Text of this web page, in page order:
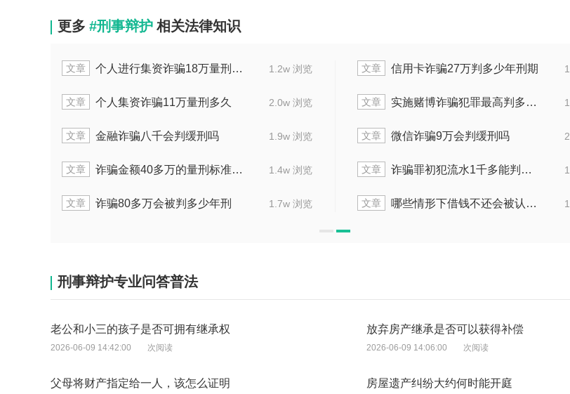
更多 #刑事辩护 相关法律知识
1.7w 浏览
电信诈骗30万可不可以判缓刑 1.7w 浏览
文章 诈骗20万以上退赃能缓刑吗
1.8w 浏览
诈骗罪从犯金额70万会判多长时间 2.0w 浏览
文章 诈骗罪的数额巨大判决标准是什么
1.9w 浏览
涉嫌非法集资诈骗65万已退赃能判多少年 1.5w 浏览
文章 合同诈骗罪初犯60万判多长时间
2.0w 浏览
诈骗能改判为经济纠纷吗 1.8w 浏览
文章 因诈骗被拘留4个月还没判刑怎么办
1.4w 浏览
合同诈骗犯罪一万可以判几年 1.9w 浏览
文章 诈骗400万大概能判几年
文章
文章
文章
文章
文章
刑事辩护专业问答普法
老公和小三的孩子是否可拥有继承权
2026-06-09 14:42:00 次阅读
父母将财产指定给一人，该怎么证明
放弃房产继承是否可以获得补偿
2026-06-09 14:06:00 次阅读
房屋遗产纠纷大约何时能开庭